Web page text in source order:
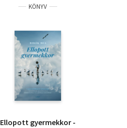
KÖNYV
Ellopott gyermekkor -